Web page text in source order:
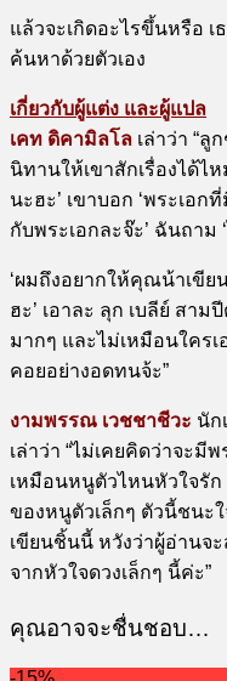
แล้วจะเกิดอะไรขึ้นหรือ
ค้นหาด้วยตัวเอง
เกี่ยวกับผู้แต่ง และผู้แปล
เคท ดิคามิลโล เล่าว่า “
นิทานให้เขาสักเรื่องได้ไ
นะฮะ’ เขาบอก ‘พระเอก
กับพระเอกละจ๊ะ’ ฉันถาม
‘ผมถึงอยากให้คุณน้าเขีย
ฮะ’ เอาละ ลุก เบลีย์ สา
มากๆ และไม่เหมือนใคร
คอยอย่างอดทนจ้ะ”
งามพรรณ เวชชาชีวะ นัก
เล่าว่า “ไม่เคยคิดว่าจะมี
เหมือนหนูตัวไหนหัวใจรั
ของหนูตัวเล็กๆ ตัวนี้ชนะ
เขียนชิ้นนี้ หวังว่าผู้อ่านจ
จากหัวใจดวงเล็กๆ นี้ค่ะ”
คุณอาจจะชื่นชอบ…